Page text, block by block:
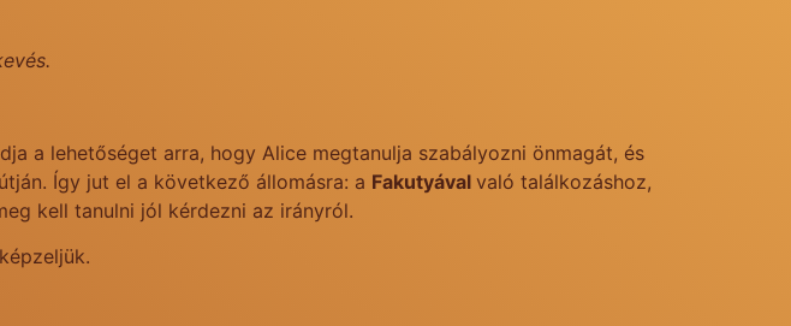
a lehetőséget arra, hogy Alice megtanulja szabályozni önmagát, és
Így jut el a következő állomásra: a Fakutyával való találkozáshoz,
kell tanulni jól kérdezni az irányról.